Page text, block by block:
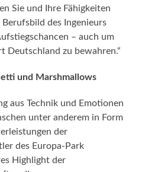
Sie und Ihre Fähigkeiten
des Ingenieurs
– auch um
Deutschland zu bewahren.“
und Marshmallows
aus Technik und Emotionen
unter anderem in Form
der
des Europa-Park
Highlight der